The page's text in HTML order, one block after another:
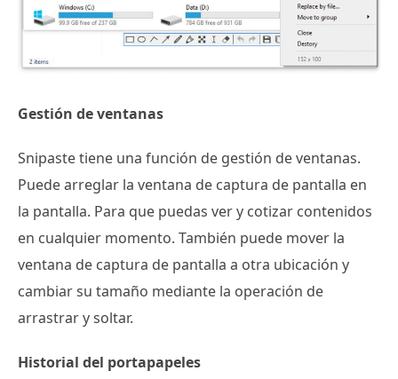
Gestión de ventanas
Snipaste tiene una función de gestión de ventanas.
Puede arreglar la ventana de captura de pantalla en
la pantalla. Para que puedas ver y cotizar contenidos
en cualquier momento. También puede mover la
ventana de captura de pantalla a otra ubicación y
cambiar su tamaño mediante la operación de
arrastrar y soltar.
Historial del portapapeles